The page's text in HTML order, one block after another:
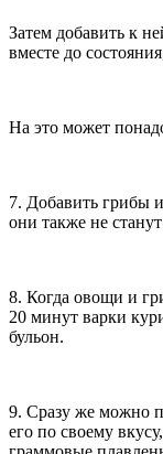
Затем добавить к
вместе до
На это может
7. Добавить грибы
они также не
8. Когда овощи и
20 минут варки
бульон.
9. Сразу же можно
его по своему